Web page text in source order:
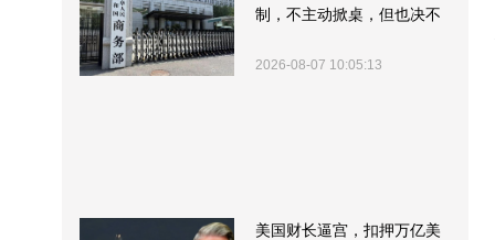
制，不主动掀桌，但也决不
2026-08-07 10:05:13
美国财长逼宫，扣押万亿美